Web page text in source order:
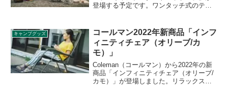
登場する予定です。ワンタッチ式のテン
おり、それらを運ぶキャリーケースもつ
いています。詳細をレビューします。
キャンプグッズ
コールマン2022年新商品「インフ
ィニティチェア（オリーブ/カ
モ）」
Coleman（コールマン）から2022年の新
商品「インフィニティチェア（オリーブ/
カモ）」が登場しました。リラックスを